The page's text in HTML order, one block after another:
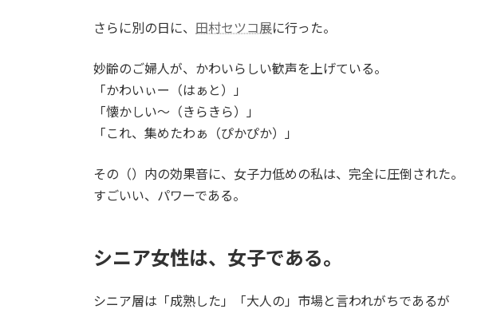
さらに別の日に、 田村セツコ展に行った。
妙齢のご婦人が、かわいらしい歓声を上げている。
「かわいぃー（はぁと）」
「懐かしい～（きらきら）」
「これ、集めたわぁ（ぴかぴか）」
その（）内の効果音に、女子力低めの私は、完全に圧倒された。
すごいい、パワーである。
シニア女性は、女子である。
シニア層は「成熟した」「大人の」市場と言われがちであるが